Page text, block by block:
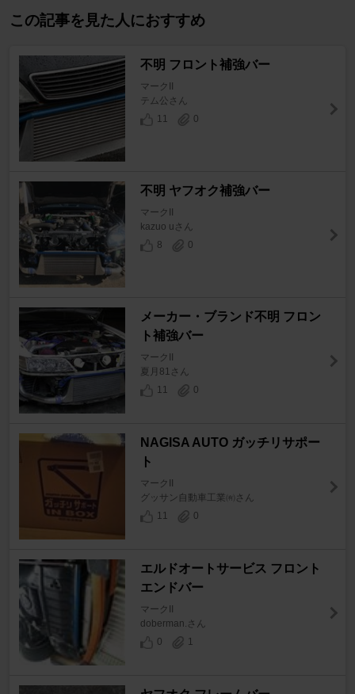
この記事を見た人におすすめ
不明 フロント補強バー
マークII
テム公さん
11
0
不明 ヤフオク補強バー
マークII
kazuo uさん
8
0
メーカー・ブランド不明 フロン
ト補強バー
マークII
夏月81さん
11
0
NAGISA AUTO ガッチリサポー
ト
マークII
グッサン自動車工業㈲さん
11
0
エルドオートサービス フロント
エンドバー
マークII
doberman.さん
0
1